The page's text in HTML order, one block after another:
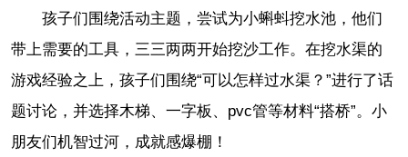
孩子们围绕活动主题，尝试为小蝌蚪挖水池，他们
带上需要的工具，三三两两开始挖沙工作。在挖水渠的
游戏经验之上，孩子们围绕“可以怎样过水渠？”进行了话
题讨论，并选择木梯、一字板、pvc管等材料“搭桥”。小
朋友们机智过河，成就感爆棚！